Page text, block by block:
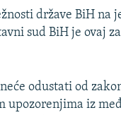
države BiH
sud BiH je ovaj
odustati od
upozorenjima iz